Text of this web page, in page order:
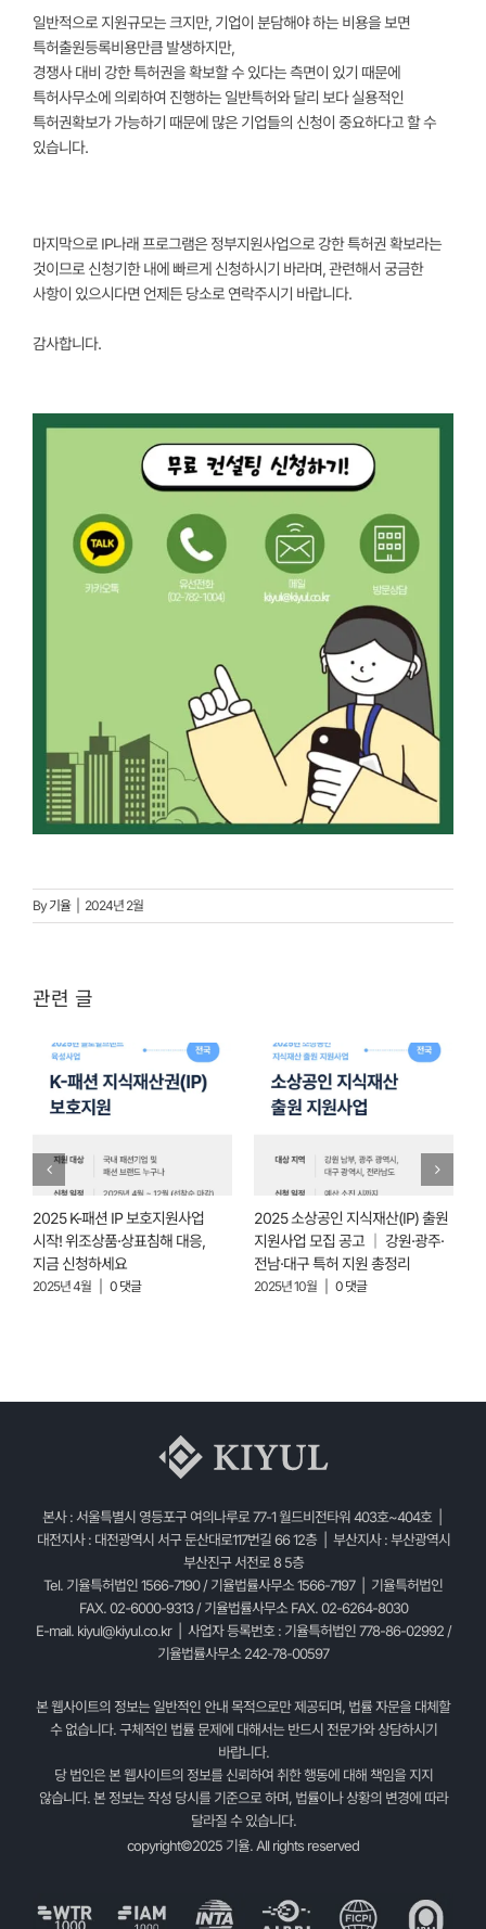
일반적으로 지원규모는 크지만, 기업이 분담해야 하는 비용을 보면
특허출원등록비용만큼 발생하지만,
경쟁사 대비 강한 특허권을 확보할 수 있다는 측면이 있기 때문에
특허사무소에 의뢰하여 진행하는 일반특허와 달리 보다 실용적인
특허권확보가 가능하기 때문에 많은 기업들의 신청이 중요하다고 할 수
있습니다.
마지막으로 IP나래 프로그램은 정부지원사업으로 강한 특허권 확보라는
것이므로 신청기한 내에 빠르게 신청하시기 바라며, 관련해서 궁금한
사항이 있으시다면 언제든 당소로 연락주시기 바랍니다.
감사합니다.
By기율 2024년 2월
관련 글
2025 K-패션 IP 보호지원사업
시작! 위조상품·상표침해 대응,
지금 신청하세요
2025년 4월 0 댓글
2025 소상공인 지식재산(IP) 출원
지원사업 모집 공고 │ 강원·광주·
전남·대구 특허 지원 총정리
2025년 10월 0 댓글
본사 : 서울특별시 영등포구 여의나루로 77-1 월드비전타워 403호~404호 |
대전지사 : 대전광역시 서구 둔산대로117번길 66 12층 | 부산지사 : 부산광역시
부산진구 서전로 8 5층
Tel. 기율특허법인 1566-7190 / 기율법률사무소 1566-7197 | 기율특허법인
FAX. 02-6000-9313 / 기율법률사무소 FAX. 02-6264-8030
E-mail. kiyul@kiyul.co.kr| 사업자 등록번호 : 기율특허법인 778-86-02992 /
기율법률사무소 242-78-00597
본 웹사이트의 정보는 일반적인 안내 목적으로만 제공되며, 법률 자문을 대체할
수 없습니다. 구체적인 법률 문제에 대해서는 반드시 전문가와 상담하시기
바랍니다.
당 법인은 본 웹사이트의 정보를 신뢰하여 취한 행동에 대해 책임을 지지
않습니다. 본 정보는 작성 당시를 기준으로 하며, 법률이나 상황의 변경에 따라
달라질 수 있습니다.
copyright©2025 기율. All rights reserved